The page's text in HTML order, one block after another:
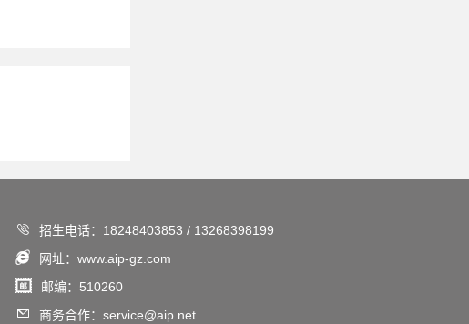
 招生电话： 18248403853 / 13268398199

网址： www.aip-gz.com

邮编： 510260

商务合作： service@aip.net